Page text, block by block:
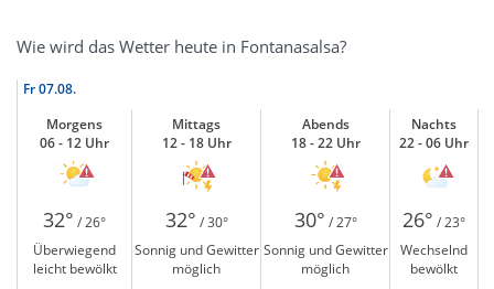
Wie wird das Wetter heute in Fontanasalsa?
Fr07.08.
Morgens
06 - 12 Uhr
Mittags
12 - 18 Uhr
Abends
18 - 22 Uhr
Nachts
22 - 06 Uhr
32° / 26° 32° / 30° 30° / 27° 26° / 23°
Überwiegend
leicht bewölkt
Sonnig und Gewitter
möglich
Sonnig und Gewitter
möglich
Wechselnd
bewölkt